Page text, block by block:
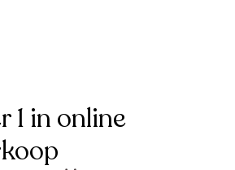
1 in online